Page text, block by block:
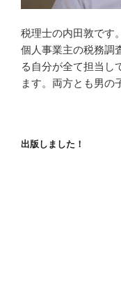
税理士の内田敦です。
個人事業主の税務調
る自分が全て担当し
ます。両方とも男の
出版しました！